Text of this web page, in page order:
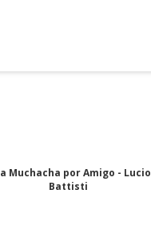
Muchacha por Amigo - Lucio
Battisti